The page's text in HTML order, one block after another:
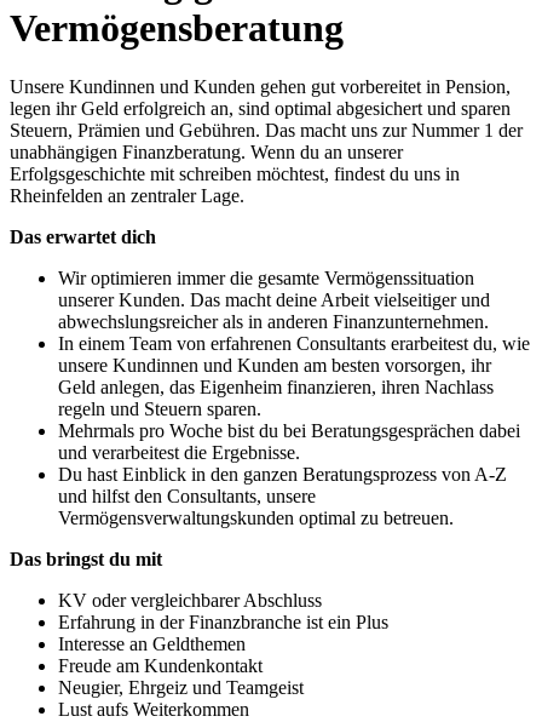
Vermögensberatung
Unsere Kundinnen und Kunden gehen gut vorbereitet in Pension,
legen ihr Geld erfolgreich an, sind optimal abgesichert und sparen
Steuern, Prämien und Gebühren. Das macht uns zur Nummer 1 der
unabhängigen Finanzberatung. Wenn du an unserer
Erfolgsgeschichte mit schreiben möchtest, findest du uns in
Rheinfelden an zentraler Lage.
Das erwartet dich
Wir optimieren immer die gesamte Vermögenssituation
unserer Kunden. Das macht deine Arbeit vielseitiger und
abwechslungsreicher als in anderen Finanzunternehmen.
In einem Team von erfahrenen Consultants erarbeitest du, wie
unsere Kundinnen und Kunden am besten vorsorgen, ihr
Geld anlegen, das Eigenheim finanzieren, ihren Nachlass
regeln und Steuern sparen.
Mehrmals pro Woche bist du bei Beratungsgesprächen dabei
und verarbeitest die Ergebnisse.
Du hast Einblick in den ganzen Beratungsprozess von A-Z
und hilfst den Consultants, unsere
Vermögensverwaltungskunden optimal zu betreuen.
Das bringst du mit
KV oder vergleichbarer Abschluss
Erfahrung in der Finanzbranche ist ein Plus
Interesse an Geldthemen
Freude am Kundenkontakt
Neugier, Ehrgeiz und Teamgeist
Lust aufs Weiterkommen